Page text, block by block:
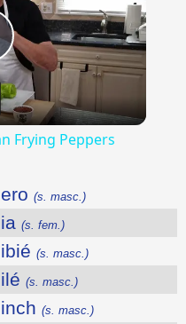
Frying Peppers
(s. masc.)
(s. fem.)
(s. masc.)
(s. masc.)
(s. masc.)